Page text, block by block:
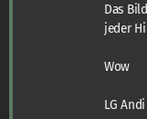
Das
jeder
Wow
LG Andi